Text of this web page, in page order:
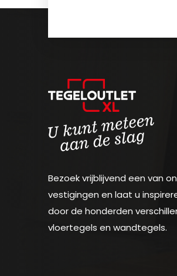
Bezoek vrijblijvend een van
vestigingen en laat u
door de honderden
vloertegels en wandtegels.